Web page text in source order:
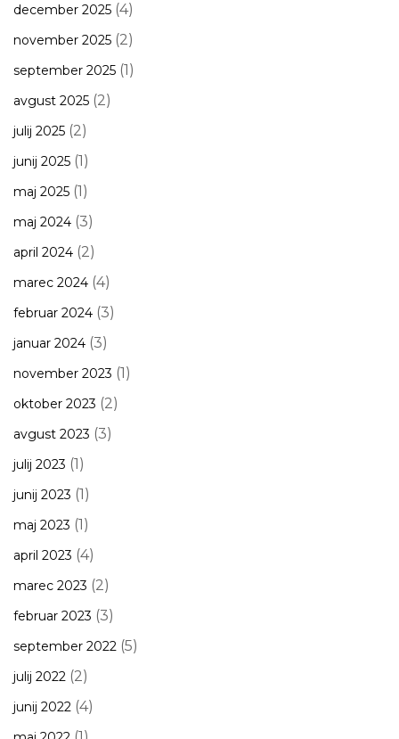
december 2025 (4)
november 2025 (2)
september 2025 (1)
avgust 2025 (2)
julij 2025 (2)
junij 2025 (1)
maj 2025 (1)
maj 2024 (3)
april 2024 (2)
marec 2024 (4)
februar 2024 (3)
januar 2024 (3)
november 2023 (1)
oktober 2023 (2)
avgust 2023 (3)
julij 2023 (1)
junij 2023 (1)
maj 2023 (1)
april 2023 (4)
marec 2023 (2)
februar 2023 (3)
september 2022 (5)
julij 2022 (2)
junij 2022 (4)